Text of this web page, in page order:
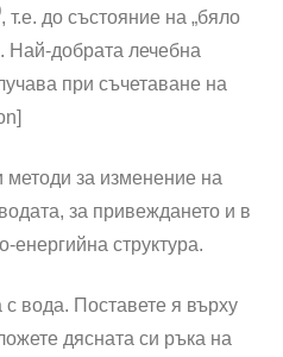
, т.е. до състояние на „бяло
Най-добрата лечебна
при съчетаване на
за изменение на
за привеждането и в
енергийна структура.
вода. Поставете я върху
дясната си ръка на